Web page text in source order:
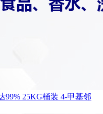
99% 25KG桶装 4-甲基邻